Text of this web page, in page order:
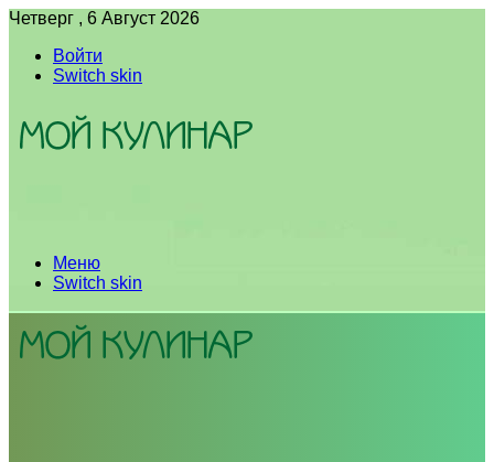
Четверг , 6 Август 2026
Войти
Switch skin
Меню
Switch skin